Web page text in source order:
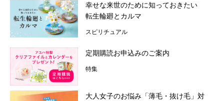
幸せな来世のために知っておきたい
転生輪廻とカルマ
スピリチュアル
定期購読お申込みのご案内
特集
大人女子のお悩み「薄毛・抜け毛」対
心のお悩み相談室
読者の手記
特集
今月の占い